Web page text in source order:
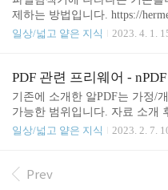
제하는 방법입니다. https://
싫은 기본폴더 (동영상 사진 문
모두 삭제하는 방법을 알려 드
MD 실행시 관리자 권한으로 실
일상/넓고 얕은 지식 2023. 4. 1.
PDF 관련 프리웨어 - nPDF
기존에 소개한 알PDF는 가정/
가능한 범위입니다. 자료 소개
F라는 프로그램이 오픈소스 프
련하여 찝찝한 부분이 있는 분
일상/넓고 얕은 지식 2023. 2. 7.
Prev